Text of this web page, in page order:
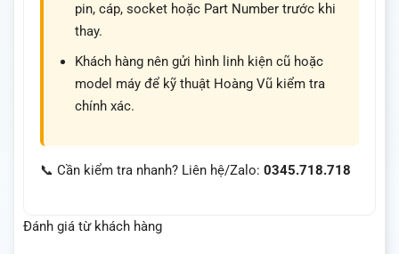
pin, cáp, socket hoặc Part Number trước khi
thay.
Khách hàng nên gửi hình linh kiện cũ hoặc
model máy để kỹ thuật Hoàng Vũ kiểm tra
chính xác.
📞 Cần kiểm tra nhanh? Liên hệ/Zalo: 0345.718.718
Đánh giá từ khách hàng